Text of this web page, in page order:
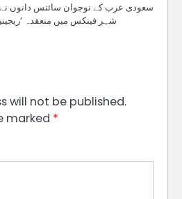
سعودی عرب کے نوجوان سائنس دانوں نے
شہر فینکس میں منعقدہ
will not be published.
marked *